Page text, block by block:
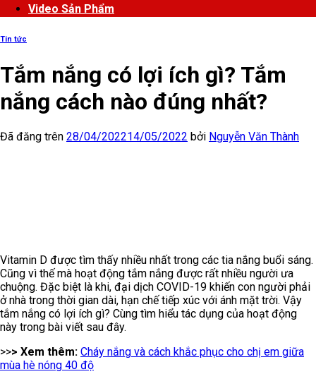
Video Sản Phẩm
Tin tức
Tắm nắng có lợi ích gì? Tắm
nắng cách nào đúng nhất?
Đã đăng trên 28/04/202214/05/2022 bởi Nguyễn Văn Thành
Vitamin D được tìm thấy nhiều nhất trong các tia nắng buổi sáng.
Cũng vì thế mà hoạt động tắm nắng được rất nhiều người ưa
chuộng. Đặc biệt là khi, đại dịch COVID-19 khiến con người phải
ở nhà trong thời gian dài, hạn chế tiếp xúc với ánh mặt trời. Vậy
tắm nắng có lợi ích gì? Cùng tìm hiểu tác dụng của hoạt động
này trong bài viết sau đây.
>>> Xem thêm: Cháy nắng và cách khắc phục cho chị em giữa
mùa hè nóng 40 độ